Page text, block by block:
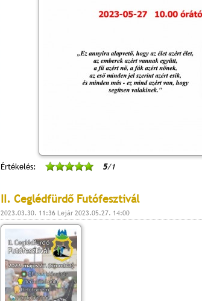
Értékelés: 5/1
II. Ceglédfürdő Futófesztivál
2023.03.30. 11:36 Lejár 2023.05.27. 14:00